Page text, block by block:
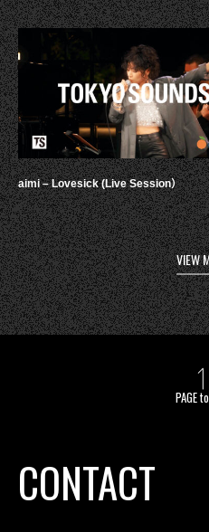
aimi – Lovesick (Live Session）
VIEW
PAGE
CONTACT